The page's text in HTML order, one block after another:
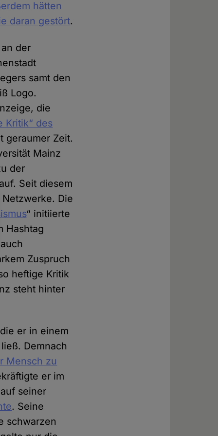
hätten
daran gestört.
der
samt den
Logo.
die
Kritik“ des
geraumer Zeit.
Mainz
der
Seit diesem
Die
“ initiierte
Hashtag
Zuspruch
heftige Kritik
steht hinter
er in einem
Demnach
Mensch zu
er im
seiner
. Seine
schwarzen